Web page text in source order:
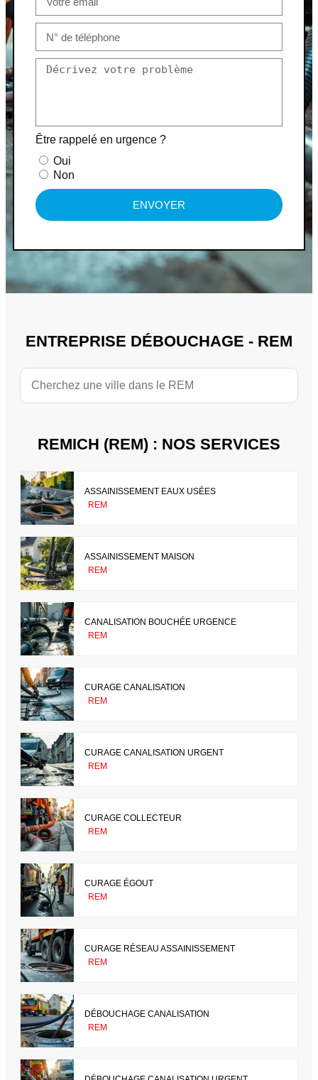
Être rappelé en urgence ?
Oui
Non
ENVOYER
ENTREPRISE DÉBOUCHAGE - REM
REMICH (REM) : NOS SERVICES
ASSAINISSEMENT EAUX USÉES
REM
ASSAINISSEMENT MAISON
REM
CANALISATION BOUCHÉE URGENCE
REM
CURAGE CANALISATION
REM
CURAGE CANALISATION URGENT
REM
CURAGE COLLECTEUR
REM
CURAGE ÉGOUT
REM
CURAGE RÉSEAU ASSAINISSEMENT
REM
DÉBOUCHAGE CANALISATION
REM